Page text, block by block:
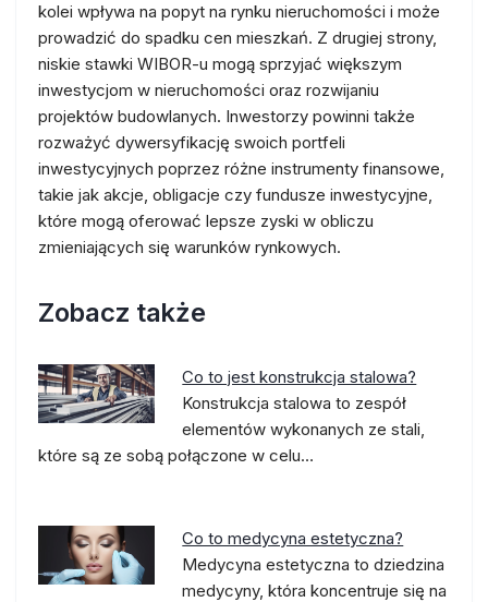
kolei wpływa na popyt na rynku nieruchomości i może
prowadzić do spadku cen mieszkań. Z drugiej strony,
niskie stawki WIBOR-u mogą sprzyjać większym
inwestycjom w nieruchomości oraz rozwijaniu
projektów budowlanych. Inwestorzy powinni także
rozważyć dywersyfikację swoich portfeli
inwestycyjnych poprzez różne instrumenty finansowe,
takie jak akcje, obligacje czy fundusze inwestycyjne,
które mogą oferować lepsze zyski w obliczu
zmieniających się warunków rynkowych.
Zobacz także
Co to jest konstrukcja stalowa?
Konstrukcja stalowa to zespół
elementów wykonanych ze stali,
które są ze sobą połączone w celu…
Co to medycyna estetyczna?
Medycyna estetyczna to dziedzina
medycyny, która koncentruje się na